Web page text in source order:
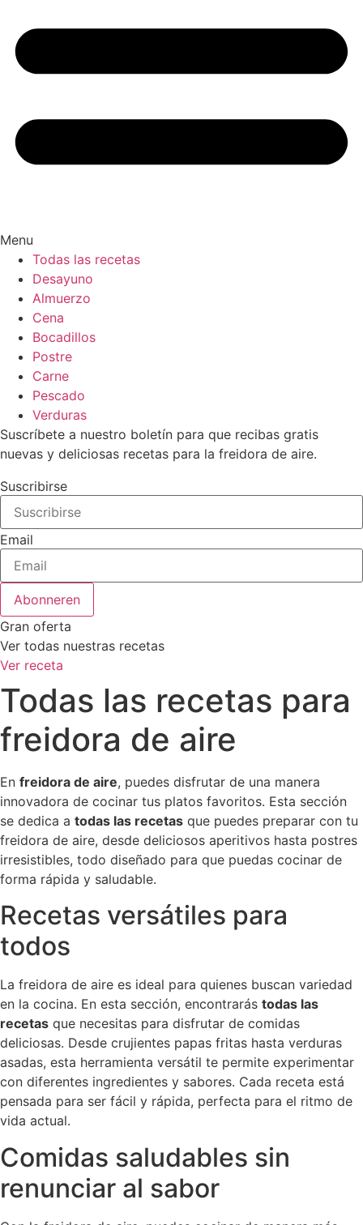
Menu
Todas las recetas
Desayuno
Almuerzo
Cena
Bocadillos
Postre
Carne
Pescado
Verduras
Suscríbete a nuestro boletín para que recibas gratis
nuevas y deliciosas recetas para la freidora de aire.
Suscribirse
Email
Abonneren
Gran oferta
Ver todas nuestras recetas
Ver receta
Todas las recetas para
freidora de aire
En freidora de aire, puedes disfrutar de una manera
innovadora de cocinar tus platos favoritos. Esta sección
se dedica a todas las recetas que puedes preparar con tu
freidora de aire, desde deliciosos aperitivos hasta postres
irresistibles, todo diseñado para que puedas cocinar de
forma rápida y saludable.
Recetas versátiles para
todos
La freidora de aire es ideal para quienes buscan variedad
en la cocina. En esta sección, encontrarás todas las
recetas que necesitas para disfrutar de comidas
deliciosas. Desde crujientes papas fritas hasta verduras
asadas, esta herramienta versátil te permite experimentar
con diferentes ingredientes y sabores. Cada receta está
pensada para ser fácil y rápida, perfecta para el ritmo de
vida actual.
Comidas saludables sin
renunciar al sabor